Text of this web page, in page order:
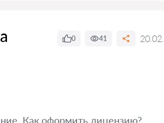
0 41
Как оформить лицензию?